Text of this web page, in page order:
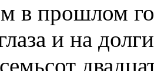
в прошлом
и на